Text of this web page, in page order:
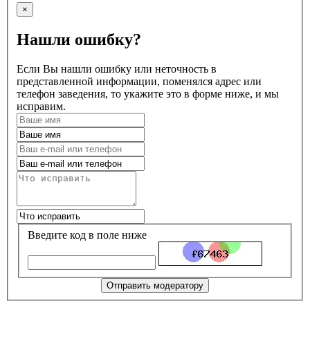
×
Нашли ошибку?
Если Вы нашли ошибку или неточность в
представленной информации, поменялся адрес или
телефон заведения, то укажите это в форме ниже, и мы
исправим.
Введите код в поле ниже
Отправить модератору